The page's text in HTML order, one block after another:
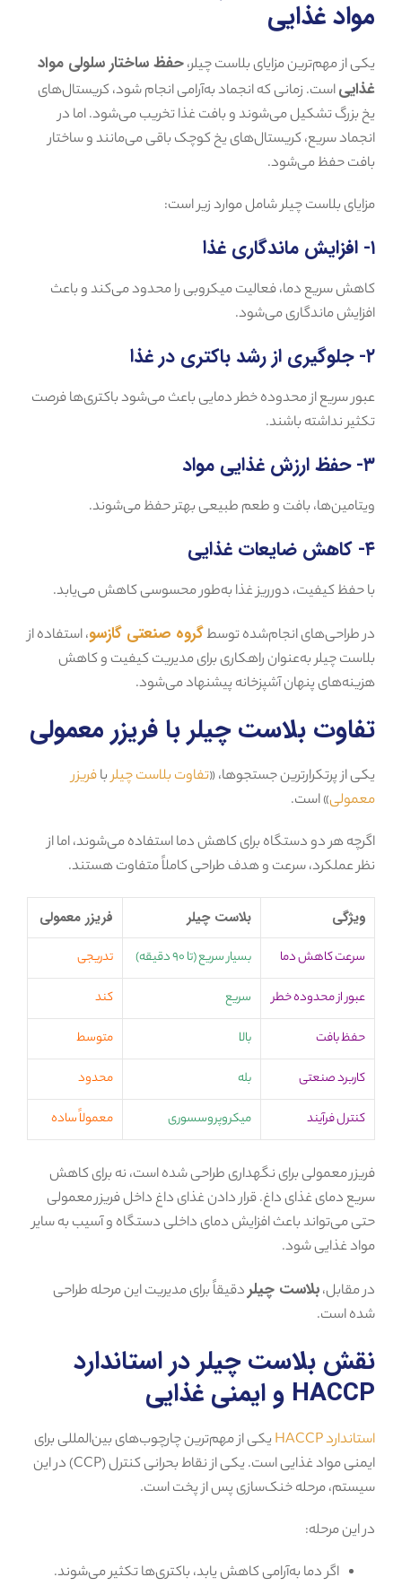
مواد غذایی
یکی از مهم‌ترین مزایای بلاست چیلر،حفظ ساختار سلولی مواد
غذاییاست. زمانی که انجماد به‌آرامی انجام شود، کریستال‌های
یخ بزرگ تشکیل می‌شوند و بافت غذا تخریب می‌شود. اما در
انجماد سریع، کریستال‌های یخ کوچک باقی می‌مانند و ساختار
بافت حفظ می‌شود.
مزایای بلاست چیلر شامل موارد زیر است:
۱- افزایش ماندگاری غذا
کاهش سریع دما، فعالیت میکروبی را محدود می‌کند و باعث
افزایش ماندگاری می‌شود.
۲- جلوگیری از رشد باکتری در غذا
عبور سریع از محدوده خطر دمایی باعث می‌شود باکتری‌ها فرصت
تکثیر نداشته باشند.
۳- حفظ ارزش غذایی مواد
ویتامین‌ها، بافت و طعم طبیعی بهتر حفظ می‌شوند.
۴- کاهش ضایعات غذایی
با حفظ کیفیت، دورریز غذا به‌طور محسوسی کاهش می‌یابد.
در طراحی‌های انجام‌شده توسطگروه صنعتی گازسو، استفاده از
بلاست چیلر به‌عنوان راهکاری برای مدیریت کیفیت و کاهش
هزینه‌های پنهان آشپزخانه پیشنهاد می‌شود.
تفاوت بلاست چیلر با فریزر معمولی
یکی از پرتکرارترین جستجوها، «تفاوت بلاست چیلربافریزر
معمولی» است.
اگرچه هر دو دستگاه برای کاهش دما استفاده می‌شوند، اما از
نظر عملکرد، سرعت و هدف طراحی کاملاً متفاوت هستند.
ویژگی بلاست چیلر فریزر معمولی
سرعت کاهش دما بسیار سریع (تا ۹۰ دقیقه)
تدریجی
عبور از محدوده خطر
سریع
کند
حفظ بافت
بالا
متوسط
کاربرد صنعتی
بله
محدود
کنترل فرآیند
میکروپروسسوری معمولاً ساده
فریزر معمولی برای نگهداری طراحی شده است، نه برای کاهش
سریع دمای غذای داغ. قرار دادن غذای داغ داخل فریزر معمولی
حتی می‌تواند باعث افزایش دمای داخلی دستگاه و آسیب به سایر
مواد غذایی شود.
در مقابل،بلاست چیلردقیقاً برای مدیریت این مرحله طراحی
شده است.
نقش بلاست چیلر در استاندارد
HACCP و ایمنی غذایی
استاندارد HACCP
یکی از مهم‌ترین چارچوب‌های بین‌المللی برای
ایمنی مواد غذایی است. یکی از نقاط بحرانی کنترل (CCP) در این
سیستم، مرحله خنک‌سازی پس از پخت است.
در این مرحله:
اگر دما به‌آرامی کاهش یابد، باکتری‌ها تکثیر می‌شوند.